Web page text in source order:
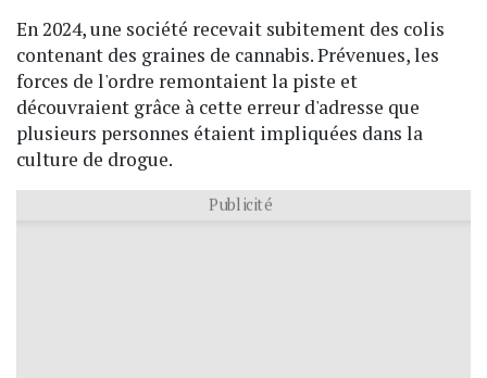
En 2024, une société recevait subitement des colis
contenant des graines de cannabis. Prévenues, les
forces de l'ordre remontaient la piste et
découvraient grâce à cette erreur d'adresse que
plusieurs personnes étaient impliquées dans la
culture de drogue.
Publicité